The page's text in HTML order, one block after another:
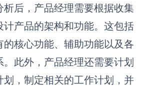
析后，产品经理需要根据收集
计产品的架构和功能。这包括
的核心功能、辅助功能以及各
此外，产品经理还需要计划
划，制定相关的工作计划，并